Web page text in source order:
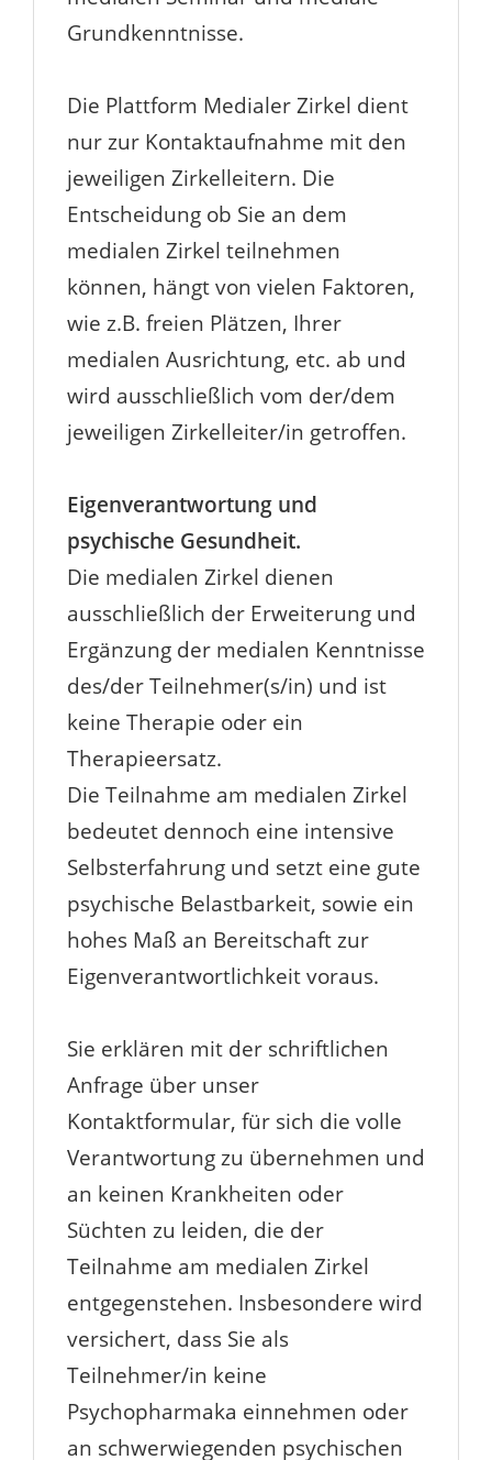
Grundkenntnisse.
Die Plattform Medialer Zirkel dient
nur zur Kontaktaufnahme mit den
jeweiligen Zirkelleitern. Die
Entscheidung ob Sie an dem
medialen Zirkel teilnehmen
können, hängt von vielen Faktoren,
wie z.B. freien Plätzen, Ihrer
medialen Ausrichtung, etc. ab und
wird ausschließlich vom der/dem
jeweiligen Zirkelleiter/in getroffen.
Eigenverantwortung und
psychische Gesundheit.
Die medialen Zirkel dienen
ausschließlich der Erweiterung und
Ergänzung der medialen Kenntnisse
des/der Teilnehmer(s/in) und ist
keine Therapie oder ein
Therapieersatz.
Die Teilnahme am medialen Zirkel
bedeutet dennoch eine intensive
Selbsterfahrung und setzt eine gute
psychische Belastbarkeit, sowie ein
hohes Maß an Bereitschaft zur
Eigenverantwortlichkeit voraus.
Sie erklären mit der schriftlichen
Anfrage über unser
Kontaktformular, für sich die volle
Verantwortung zu übernehmen und
an keinen Krankheiten oder
Süchten zu leiden, die der
Teilnahme am medialen Zirkel
entgegenstehen. Insbesondere wird
versichert, dass Sie als
Teilnehmer/in keine
Psychopharmaka einnehmen oder
an schwerwiegenden psychischen